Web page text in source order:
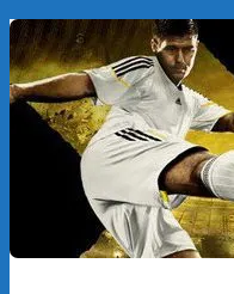
Перейти
к
содержимому